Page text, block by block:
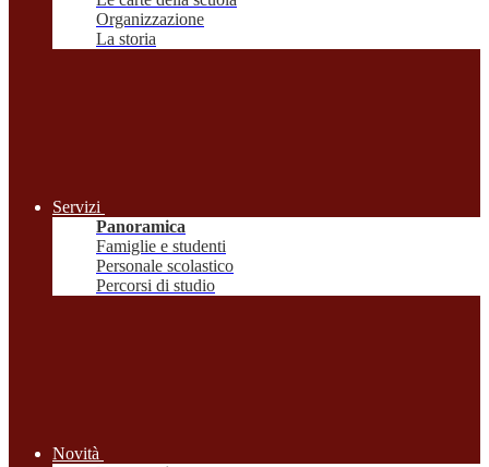
Organizzazione
La storia
Servizi
Panoramica
Famiglie e studenti
Personale scolastico
Percorsi di studio
Novità